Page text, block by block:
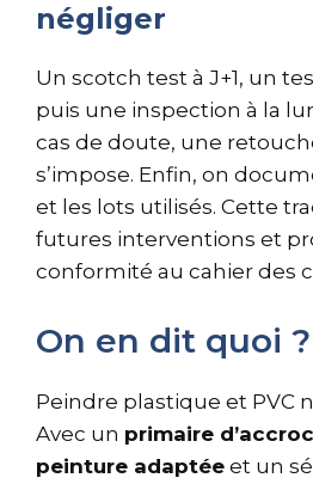
négliger
Un scotch test à J+1, un
puis une inspection à la
cas de doute, une
s’impose. Enfin, on
et les lots utilisés. Cette
futures interventions et
conformité au cahier des
On en dit quoi ?
Peindre plastique et PVC
Avec un primaire
peinture adaptée et un